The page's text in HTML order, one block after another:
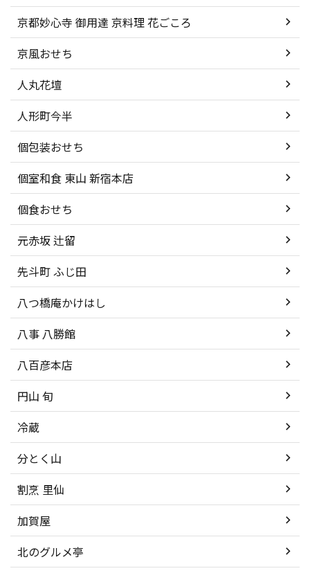
京都妙心寺 御用達 京料理 花ごころ
京風おせち
人丸花壇
人形町今半
個包装おせち
個室和食 東山 新宿本店
個食おせち
元赤坂 辻留
先斗町 ふじ田
八つ橋庵かけはし
八事 八勝館
八百彦本店
円山 旬
冷蔵
分とく山
割烹 里仙
加賀屋
北のグルメ亭